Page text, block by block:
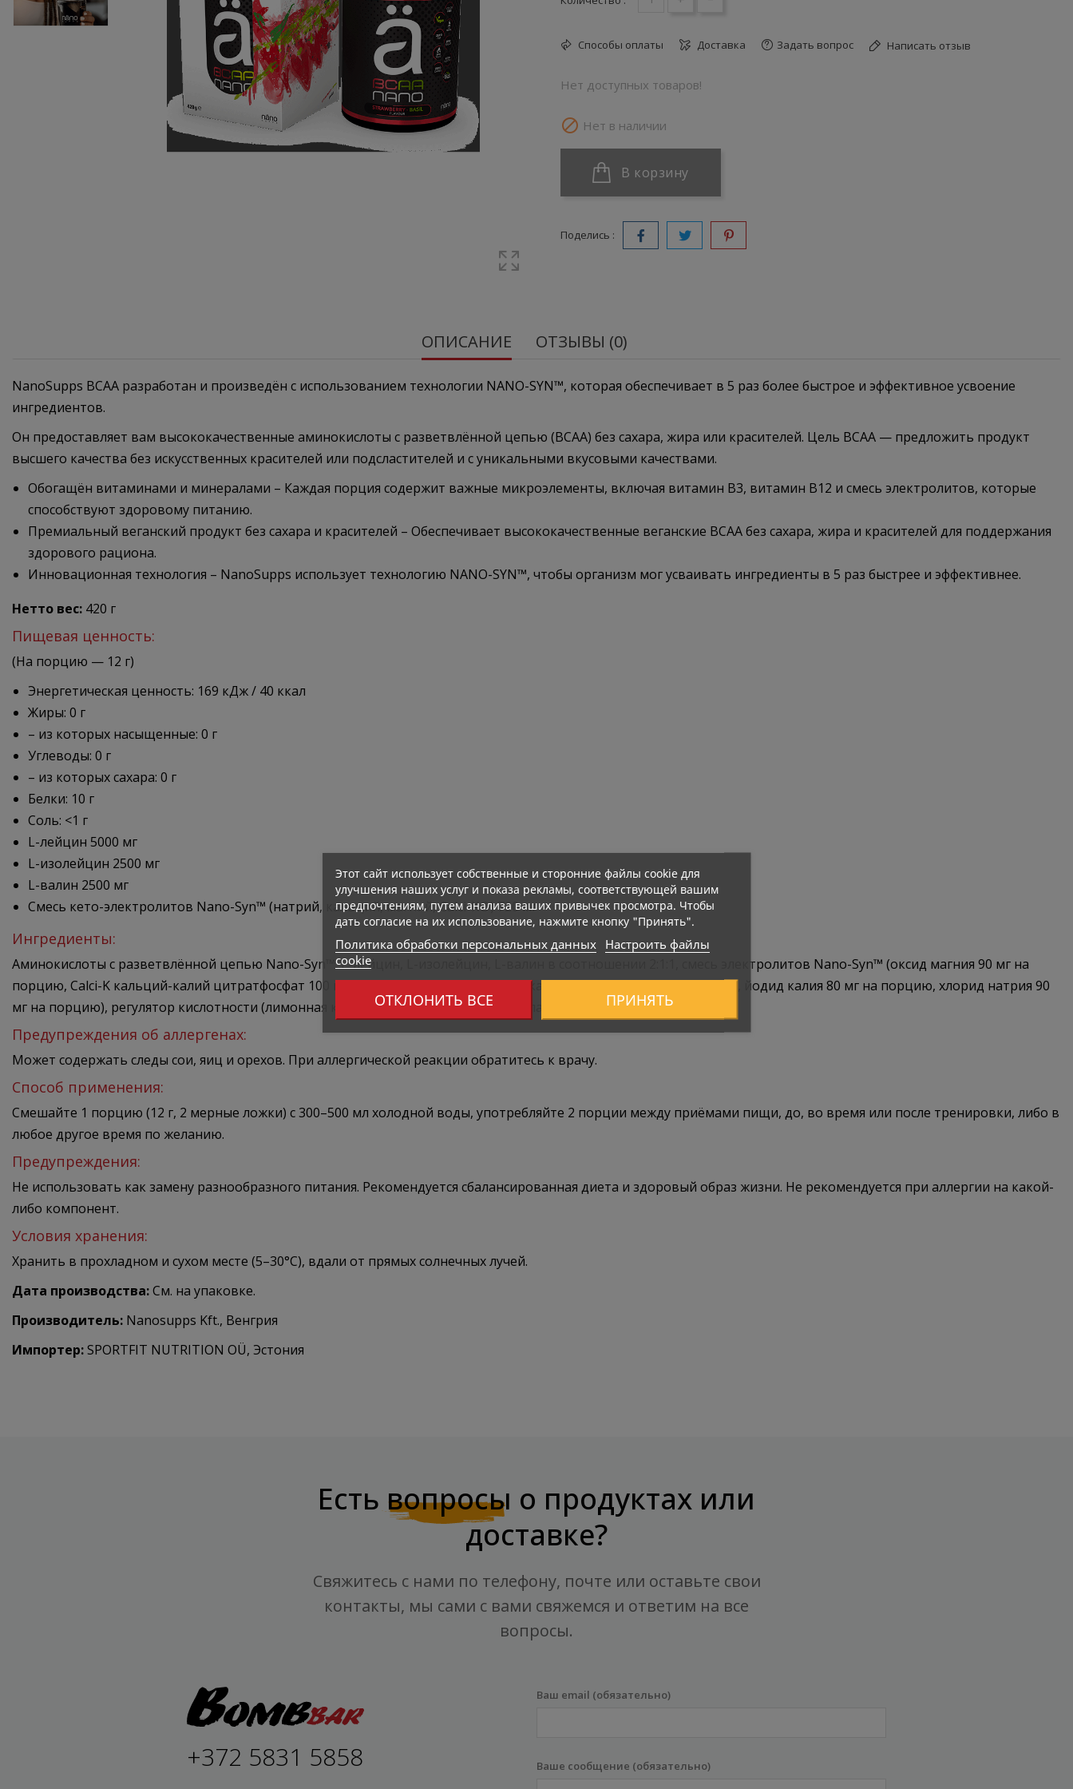
Способы оплаты Доставка Задать вопрос Написать отзыв
Нет доступных товаров!
 Нет в наличии
В корзину
Поделись :
ОПИСАНИЕ ОТЗЫВЫ (0)
NanoSupps BCAA разработан и произведён с использованием технологии NANO-SYN™, которая обеспечивает в 5 раз более быстрое и эффективное усвоение
ингредиентов.
Он предоставляет вам высококачественные аминокислоты с разветвлённой цепью (BCAA) без сахара, жира или красителей. Цель BCAA — предложить продукт
высшего качества без искусственных красителей или подсластителей и с уникальными вкусовыми качествами.
Обогащён витаминами и минералами – Каждая порция содержит важные микроэлементы, включая витамин B3, витамин B12 и смесь электролитов, которые
способствуют здоровому питанию.
Премиальный веганский продукт без сахара и красителей – Обеспечивает высококачественные веганские BCAA без сахара, жира и красителей для поддержания
здорового рациона.
Инновационная технология – NanoSupps использует технологию NANO-SYN™, чтобы организм мог усваивать ингредиенты в 5 раз быстрее и эффективнее.
Нетто вес: 420 г
Пищевая ценность:
(На порцию — 12 г)
Энергетическая ценность: 169 кДж / 40 ккал
Жиры: 0 г
– из которых насыщенные: 0 г
Углеводы: 0 г
– из которых сахара: 0 г
Белки: 10 г
Соль: <1 г
L-лейцин 5000 мг
L-изолейцин 2500 мг
L-валин 2500 мг
Смесь кето-электролитов Nano-Syn™ (натрий, кальций, магний, Calci-K®) 720 мг
Ингредиенты:
Аминокислоты с разветвлённой цепью Nano-Syn™: L-лейцин, L-изолейцин, L-валин в соотношении 2:1:1, смесь электролитов Nano-Syn™ (оксид магния 90 мг на
порцию, Calci-K кальций-калий цитратфосфат 100 мг на порцию (фосфор 9,65 мг, кальций 19,68 мг, калий 16,89 мг), йодид калия 80 мг на порцию, хлорид натрия 90
мг на порцию), регулятор кислотности (лимонная кислота), ароматизаторы, подсластитель (стевиозид).
Предупреждения об аллергенах:
Может содержать следы сои, яиц и орехов. При аллергической реакции обратитесь к врачу.
Способ применения:
Смешайте 1 порцию (12 г, 2 мерные ложки) с 300–500 мл холодной воды, употребляйте 2 порции между приёмами пищи, до, во время или после тренировки, либо в
любое другое время по желанию.
Предупреждения:
Не использовать как замену разнообразного питания. Рекомендуется сбалансированная диета и здоровый образ жизни. Не рекомендуется при аллергии на какой-
либо компонент.
Условия хранения:
Хранить в прохладном и сухом месте (5–30°C), вдали от прямых солнечных лучей.
Дата производства:См. на упаковке.
Производитель: Nanosupps Kft., Венгрия
Импортер:SPORTFIT NUTRITION OÜ, Эстония
Есть вопросы о продуктах или
доставке?
Свяжитесь с нами по телефону, почте или оставьте свои
контакты, мы сами с вами свяжемся и ответим на все
вопросы.
+372 5831 5858
Ваш email (обязательно)
Ваше сообщение (обязательно)
Этот сайт использует собственные и сторонние файлы cookie для
улучшения наших услуг и показа рекламы, соответствующей вашим
предпочтениям, путем анализа ваших привычек просмотра. Чтобы
дать согласие на их использование, нажмите кнопку "Принять".
Политика обработки персональных данных
Настроить файлы
cookie
ОТКЛОНИТЬ ВСЕ ПРИНЯТЬ